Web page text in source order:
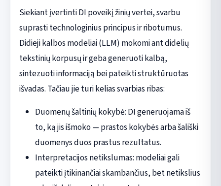
Siekiant įvertinti DI poveikį žinių vertei, svarbu
suprasti technologinius principus ir ribotumus.
Didieji kalbos modeliai (LLM) mokomi ant didelių
tekstinių korpusų ir geba generuoti kalbą,
sintezuoti informaciją bei pateikti struktūruotas
išvadas. Tačiau jie turi kelias svarbias ribas:
Duomenų šaltinių kokybė: DI generuojama iš
to, ką jis išmoko — prastos kokybės arba šališki
duomenys duos prastus rezultatus.
Interpretacijos netikslumas: modeliai gali
pateikti įtikinančiai skambančius, bet netikslius